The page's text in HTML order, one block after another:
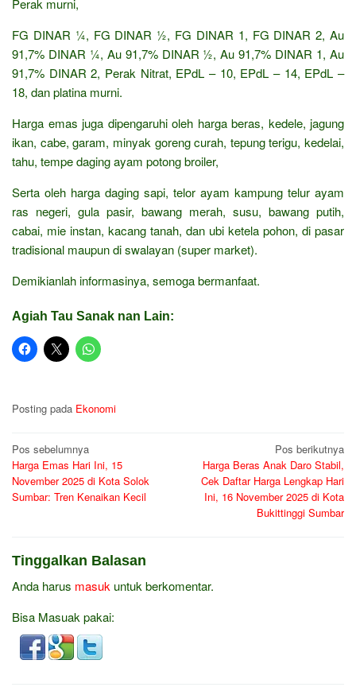
Perak murni,
FG DINAR ¼, FG DINAR ½, FG DINAR 1, FG DINAR 2, Au
91,7% DINAR ¼, Au 91,7% DINAR ½, Au 91,7% DINAR 1, Au
91,7% DINAR 2, Perak Nitrat, EPdL – 10, EPdL – 14, EPdL –
18, dan platina murni.
Harga emas juga dipengaruhi oleh harga beras, kedele, jagung
ikan, cabe, garam, minyak goreng curah, tepung terigu, kedelai,
tahu, tempe daging ayam potong broiler,
Serta oleh harga daging sapi, telor ayam kampung telur ayam
ras negeri, gula pasir, bawang merah, susu, bawang putih,
cabai, mie instan, kacang tanah, dan ubi ketela pohon, di pasar
tradisional maupun di swalayan (super market).
Demikianlah informasinya, semoga bermanfaat.
Agiah Tau Sanak nan Lain:
Posting pada Ekonomi
Navigasi
pos
Pos sebelumnya
Harga Emas Hari Ini, 15
November 2025 di Kota Solok
Sumbar: Tren Kenaikan Kecil
Pos berikutnya
Harga Beras Anak Daro Stabil,
Cek Daftar Harga Lengkap Hari
Ini, 16 November 2025 di Kota
Bukittinggi Sumbar
Tinggalkan Balasan
Anda harus masuk untuk berkomentar.
Bisa Masuak pakai: